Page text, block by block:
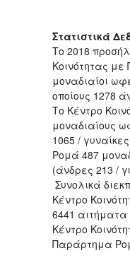
Στατιστικά
Το 2018
Κοινότητας
μοναδιαίοι
οποίους 1278
Το Κέντρο
μοναδιαίους
1065 /
Ρομά 487
(άνδρες 213 /
Συνολικά
Κέντρο
6441 αιτήματα
Κέντρο
Παράρτημα